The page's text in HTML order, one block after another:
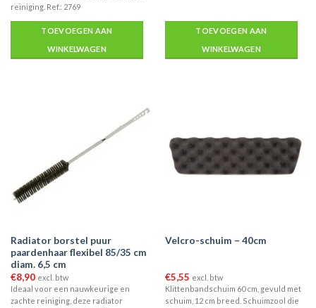
reiniging. Ref.: 2769
TOEVOEGEN AAN
WINKELWAGEN
TOEVOEGEN AAN
WINKELWAGEN
Radiator borstel puur
paardenhaar flexibel 85/35 cm
diam. 6,5 cm
€8,90 excl. btw
Ideaal voor een nauwkeurige en
zachte reiniging, deze radiator
Velcro-schuim – 40cm
€5,55 excl. btw
Klittenbandschuim 60 cm, gevuld met
schuim, 12 cm breed. Schuimzool die